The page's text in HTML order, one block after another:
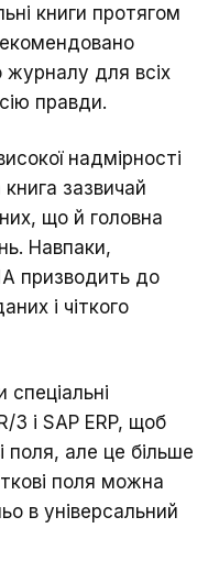
книги протягом
журналу для всіх
правди.
надмірності
зазвичай
що й головна
Навпаки,
призводить до
і чіткого
3 і SAP ERP, щоб
поля, але це більше
поля можна
в універсальний